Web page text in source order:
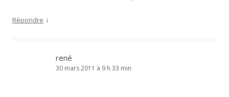
Répondre ↓
rené
30 mars 2011 à 9 h 33 min